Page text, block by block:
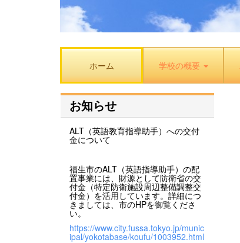
ホーム 学校の概要
お知らせ
ALT（英語教育指導助手）への交付
金について
福生市のALT（英語指導助手）の配
置事業には、財源として防衛省の交
付金（特定防衛施設周辺整備調整交
付金）を活用しています。詳細につ
きましては、市のHPを御覧くださ
い。
https://www.city.fussa.tokyo.jp/munic
ipal/yokotabase/koufu/1003952.html